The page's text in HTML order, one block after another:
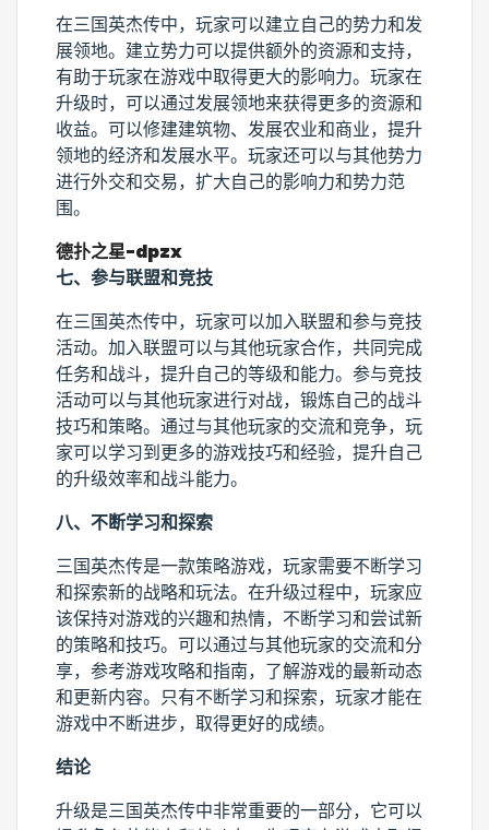
在三国英杰传中，玩家可以建立自己的势力和发
展领地。建立势力可以提供额外的资源和支持，
有助于玩家在游戏中取得更大的影响力。玩家在
升级时，可以通过发展领地来获得更多的资源和
收益。可以修建建筑物、发展农业和商业，提升
领地的经济和发展水平。玩家还可以与其他势力
进行外交和交易，扩大自己的影响力和势力范
围。
德扑之星-dpzx
七、参与联盟和竞技
在三国英杰传中，玩家可以加入联盟和参与竞技
活动。加入联盟可以与其他玩家合作，共同完成
任务和战斗，提升自己的等级和能力。参与竞技
活动可以与其他玩家进行对战，锻炼自己的战斗
技巧和策略。通过与其他玩家的交流和竞争，玩
家可以学习到更多的游戏技巧和经验，提升自己
的升级效率和战斗能力。
八、不断学习和探索
三国英杰传是一款策略游戏，玩家需要不断学习
和探索新的战略和玩法。在升级过程中，玩家应
该保持对游戏的兴趣和热情，不断学习和尝试新
的策略和技巧。可以通过与其他玩家的交流和分
享，参考游戏攻略和指南，了解游戏的最新动态
和更新内容。只有不断学习和探索，玩家才能在
游戏中不断进步，取得更好的成绩。
结论
升级是三国英杰传中非常重要的一部分，它可以